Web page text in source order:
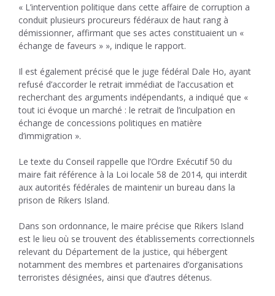
« L’intervention politique dans cette affaire de corruption a
conduit plusieurs procureurs fédéraux de haut rang à
démissionner, affirmant que ses actes constituaient un «
échange de faveurs » », indique le rapport.
Il est également précisé que le juge fédéral Dale Ho, ayant
refusé d’accorder le retrait immédiat de l’accusation et
recherchant des arguments indépendants, a indiqué que «
tout ici évoque un marché : le retrait de l’inculpation en
échange de concessions politiques en matière
d’immigration ».
Le texte du Conseil rappelle que l’Ordre Exécutif 50 du
maire fait référence à la Loi locale 58 de 2014, qui interdit
aux autorités fédérales de maintenir un bureau dans la
prison de Rikers Island.
Dans son ordonnance, le maire précise que Rikers Island
est le lieu où se trouvent des établissements correctionnels
relevant du Département de la justice, qui hébergent
notamment des membres et partenaires d’organisations
terroristes désignées, ainsi que d’autres détenus.